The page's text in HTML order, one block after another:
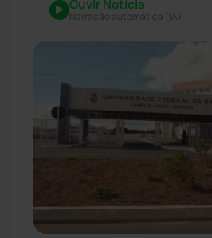
Ouvir Notícia
Narração automática (IA)